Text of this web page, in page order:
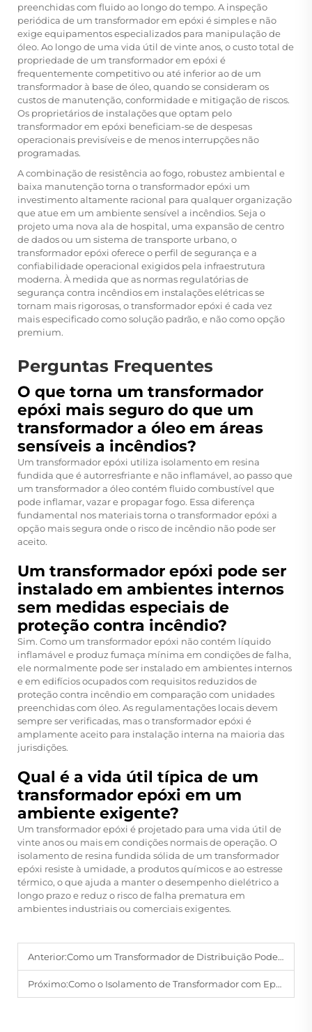
preenchidas com fluido ao longo do tempo. A inspeção
periódica de um transformador em epóxi é simples e não
exige equipamentos especializados para manipulação de
óleo. Ao longo de uma vida útil de vinte anos, o custo total de
propriedade de um transformador em epóxi é
frequentemente competitivo ou até inferior ao de um
transformador à base de óleo, quando se consideram os
custos de manutenção, conformidade e mitigação de riscos.
Os proprietários de instalações que optam pelo
transformador em epóxi beneficiam-se de despesas
operacionais previsíveis e de menos interrupções não
programadas.
A combinação de resistência ao fogo, robustez ambiental e
baixa manutenção torna o transformador epóxi um
investimento altamente racional para qualquer organização
que atue em um ambiente sensível a incêndios. Seja o
projeto uma nova ala de hospital, uma expansão de centro
de dados ou um sistema de transporte urbano, o
transformador epóxi oferece o perfil de segurança e a
confiabilidade operacional exigidos pela infraestrutura
moderna. À medida que as normas regulatórias de
segurança contra incêndios em instalações elétricas se
tornam mais rigorosas, o transformador epóxi é cada vez
mais especificado como solução padrão, e não como opção
premium.
Perguntas Frequentes
O que torna um transformador
epóxi mais seguro do que um
transformador a óleo em áreas
sensíveis a incêndios?
Um transformador epóxi utiliza isolamento em resina
fundida que é autorresfriante e não inflamável, ao passo que
um transformador a óleo contém fluido combustível que
pode inflamar, vazar e propagar fogo. Essa diferença
fundamental nos materiais torna o transformador epóxi a
opção mais segura onde o risco de incêndio não pode ser
aceito.
Um transformador epóxi pode ser
instalado em ambientes internos
sem medidas especiais de
proteção contra incêndio?
Sim. Como um transformador epóxi não contém líquido
inflamável e produz fumaça mínima em condições de falha,
ele normalmente pode ser instalado em ambientes internos
e em edifícios ocupados com requisitos reduzidos de
proteção contra incêndio em comparação com unidades
preenchidas com óleo. As regulamentações locais devem
sempre ser verificadas, mas o transformador epóxi é
amplamente aceito para instalação interna na maioria das
jurisdições.
Qual é a vida útil típica de um
transformador epóxi em um
ambiente exigente?
Um transformador epóxi é projetado para uma vida útil de
vinte anos ou mais em condições normais de operação. O
isolamento de resina fundida sólida de um transformador
epóxi resiste à umidade, a produtos químicos e ao estresse
térmico, o que ajuda a manter o desempenho dielétrico a
longo prazo e reduz o risco de falha prematura em
ambientes industriais ou comerciais exigentes.
Anterior:Como um Transformador de Distribuição Pode Apoiar a Infraestrutura Elétrica Urbana
Próximo:Como o Isolamento de Transformador com Epóxi Melhora a Segurança Operacional